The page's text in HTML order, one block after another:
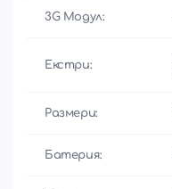
3G Модул:
Екстри:
Размери:
Батерия: